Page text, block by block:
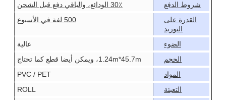
شروط الدفع
30٪ الودائع، والباقي دفع قبل الشحن
القدرة على
التوريد
500 لفة في الأسبوع
الضوء
عالية
الحجم
1.24m*45.7m، ويمكن أيضا قطع كما تحتاج
المواد
PVC / PET
التعبئة
ROLL